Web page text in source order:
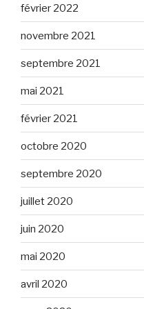
février 2022
novembre 2021
septembre 2021
mai 2021
février 2021
octobre 2020
septembre 2020
juillet 2020
juin 2020
mai 2020
avril 2020